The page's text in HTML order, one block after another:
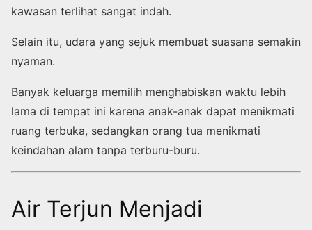
kawasan terlihat sangat indah.
Selain itu, udara yang sejuk membuat suasana semakin
nyaman.
Banyak keluarga memilih menghabiskan waktu lebih
lama di tempat ini karena anak-anak dapat menikmati
ruang terbuka, sedangkan orang tua menikmati
keindahan alam tanpa terburu-buru.
Air Terjun Menjadi